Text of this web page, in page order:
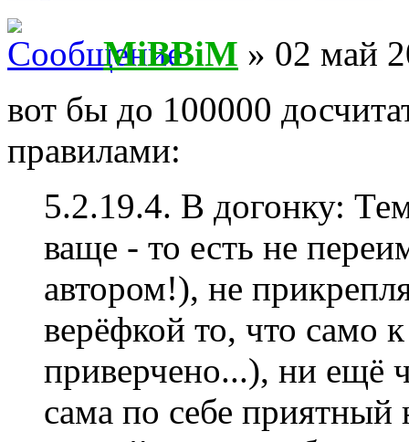
MiBBiM » 02 май
вот бы до 100000
правилами:
5.2.19.4. В догонку:
ваще - то есть не
автором!), не
верёфкой то, что само
приверчено...), ни ещё
сама по себе приятный